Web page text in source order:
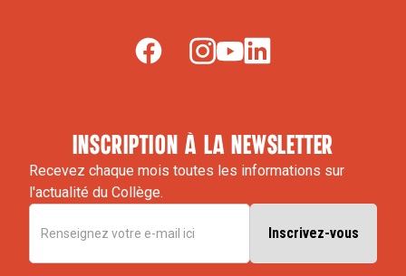
inscription à la newsletter
Recevez chaque mois toutes les informations sur
l'actualité du Collège.